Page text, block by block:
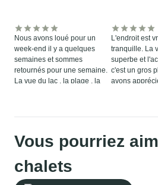
Nous avons loué pour un
week-end il y a quelques
semaines et sommes
retournés pour une semaine.
La vue du lac , la plage , la
séjour a été parfait. Merci
L'endroit est
tranquille. La
superbe et
c'est un gros
avons
Vous pourriez
chalets